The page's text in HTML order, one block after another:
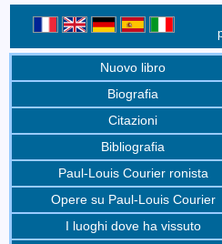
Nuovo libro
Biografia
Citazioni
Bibliografia
Paul-Louis Courier ronista
Opere su Paul-Louis Courier
I luoghi dove ha vissuto